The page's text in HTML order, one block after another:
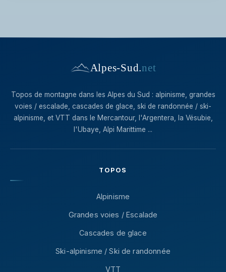
Alpes-Sud.net
Topos de montagne dans les Alpes du Sud : alpinisme, grandes
voies / escalade, cascades de glace, ski de randonnée / ski-
alpinisme, et VTT dans le Mercantour, l'Argentera, la Vésubie,
l'Ubaye, Alpi Marittime ...
TOPOS
Alpinisme
Grandes voies / Escalade
Cascades de glace
Ski-alpinisme / Ski de randonnée
VTT